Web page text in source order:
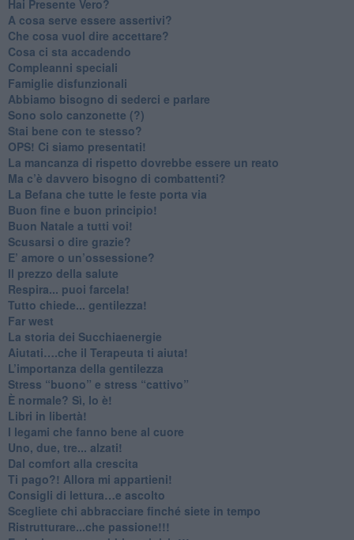
​Hai Presente Vero?
A cosa serve essere assertivi?
​Che cosa vuol dire accettare?
​Cosa ci sta accadendo
​Compleanni speciali
​Famiglie disfunzionali
​Abbiamo bisogno di sederci e parlare
Sono solo canzonette (?)
​Stai bene con te stesso?
​OPS! Ci siamo presentati!
​La mancanza di rispetto dovrebbe essere un reato
​Ma c’è davvero bisogno di combattenti?
​La Befana che tutte le feste porta via
Buon fine e buon principio!
​Buon Natale a tutti voi!
​Scusarsi o dire grazie?
​E’ amore o un’ossessione?
​Il prezzo della salute
​Respira... puoi farcela!
​Tutto chiede... gentilezza!
​Far west
​La storia dei Succhiaenergie
​Aiutati….che il Terapeuta ti aiuta!
​L’importanza della gentilezza
​Stress “buono” e stress “cattivo”
​È normale? Sì, lo è!
​Libri in libertà!
​I legami che fanno bene al cuore
Uno, due, tre... alzati!​
​Dal comfort alla crescita
​Ti pago?! Allora mi appartieni!​
​Consigli di lettura…e ascolto
​Scegliete chi abbracciare finché siete in tempo
​Ristrutturare...che passione!!!